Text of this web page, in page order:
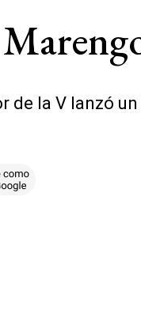
de la V lanzó